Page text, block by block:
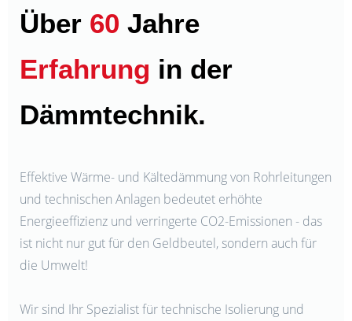
Über 60 Jahre
Erfahrung in der
Dämmtechnik.
Effektive Wärme- und Kältedämmung von Rohrleitungen
und technischen Anlagen bedeutet erhöhte
Energieeffizienz und verringerte CO2-Emissionen - das
ist nicht nur gut für den Geldbeutel, sondern auch für
die Umwelt!
Wir sind Ihr Spezialist für technische Isolierung und